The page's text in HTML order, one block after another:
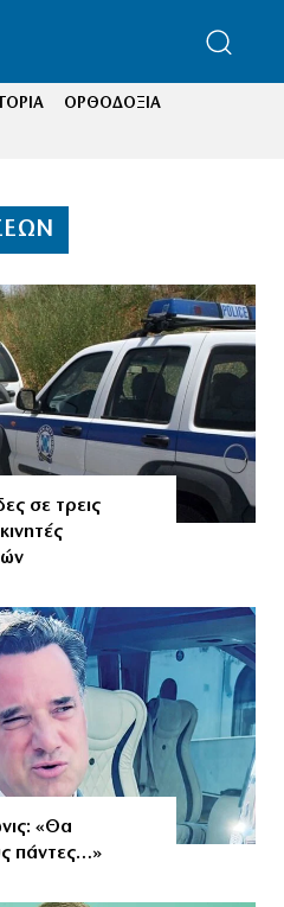
ΟΡΘΟΔΟΞΙΑ
σε τρεις
«Θα
πάντες…»